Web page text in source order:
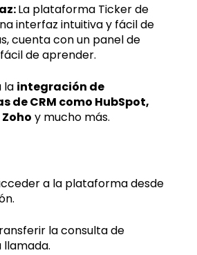
La plataforma Ticker de
interfaz intuitiva y fácil de
cuenta con un panel de
de aprender.
la integración de
de CRM como HubSpot,
y mucho más.
a la plataforma desde
la consulta de
llamada.